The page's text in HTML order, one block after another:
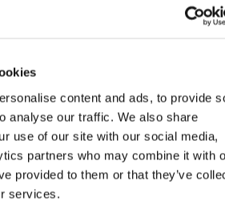
content and ads, to provide
analyse our traffic. We also share
use of our site with our social media,
partners who may combine it with
provided to them or that they’ve
services.